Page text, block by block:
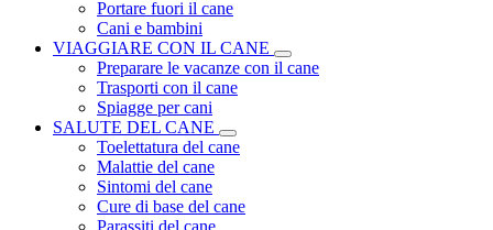
Portare fuori il cane
Cani e bambini
VIAGGIARE CON IL CANE
Preparare le vacanze con il cane
Trasporti con il cane
Spiagge per cani
SALUTE DEL CANE
Toelettatura del cane
Malattie del cane
Sintomi del cane
Cure di base del cane
Parassiti del cane